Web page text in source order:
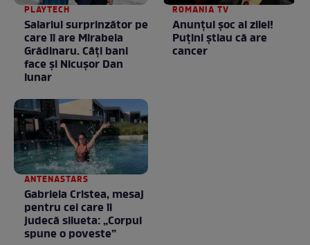
PLAYTECH
Salariul surprinzător pe
care îl are Mirabela
Grădinaru. Câţi bani
face şi Nicuşor Dan
lunar
ROMANIA TV
Anunţul şoc al zilei!
Puţini ştiau că are
cancer
ANTENASTARS
Gabriela Cristea, mesaj
pentru cei care îi
judecă silueta: „Corpul
spune o poveste”